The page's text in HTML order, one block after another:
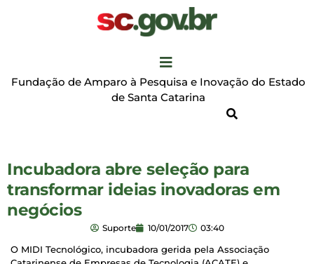
Fundação de Amparo à Pesquisa e Inovação do Estado
de Santa Catarina
Incubadora abre seleção para
transformar ideias inovadoras em
negócios
Suporte 10/01/2017 03:40
O MIDI Tecnológico, incubadora gerida pela Associação